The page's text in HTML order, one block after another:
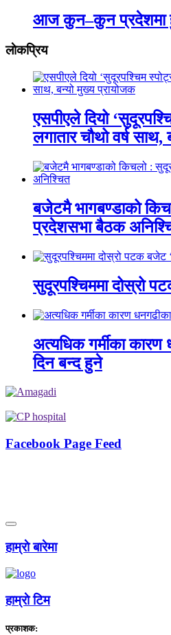
आज कुन–कुन प्रदेशमा
लाेकप्रिय
एसपीएले दियो
लगातार चौथो वर्ष
बजेटमै भागबण्डाको
प्रदेशसभा बैठक
सुदूरपश्चिममा दोस्रो
अत्यधिक गर्मीका कारण
दिन बन्द हुने
Facebook Page Feed
हाम्राे बारेमा
हाम्राे टिम
प्रकाशक: